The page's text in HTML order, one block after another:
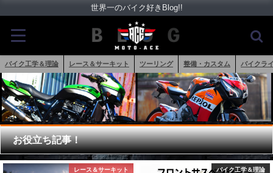
世界一のバイク好きBlog!!
バイク工学＆理論 レース＆サーキット ツーリング 整備・カスタム バイクラ
お役立ち記事！
バイク工学＆理論 バイク工学＆理論